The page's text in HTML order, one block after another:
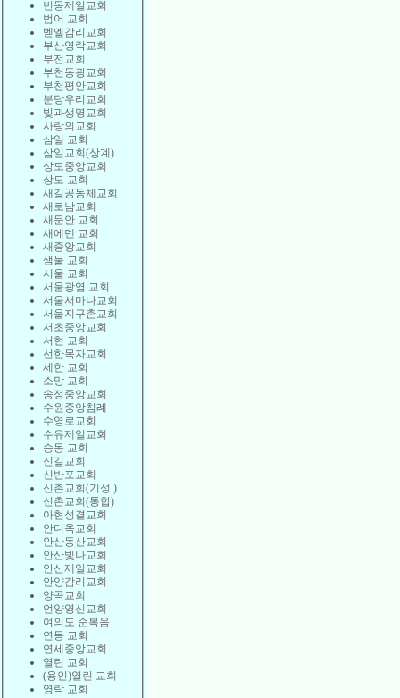
번동제일교회
범어 교회
벧엘감리교회
부산영락교회
부전교회
부천동광교회
부천평안교회
분당우리교회
빛과생명교회
사랑의교회
삼일 교회
삼일교회(상계)
상도중앙교회
상도 교회
새길공동체교회
새로남교회
새문안 교회
새에덴 교회
새중앙교회
샘물 교회
서울 교회
서울광염 교회
서울서마나교회
서울지구촌교회
서초중앙교회
서현 교회
선한목자교회
세한 교회
소망 교회
송정중앙교회
수원중앙침례
수영로교회
수유제일교회
승동 교회
신길교회
신반포교회
신촌교회(기성 )
신촌교회(통합)
아현성결교회
안디옥교회
안산동산교회
안산빛나교회
안산제일교회
안양감리교회
양곡교회
언양영신교회
여의도 순복음
연동 교회
연세중앙교회
열린 교회
(용인)열린 교회
영락 교회